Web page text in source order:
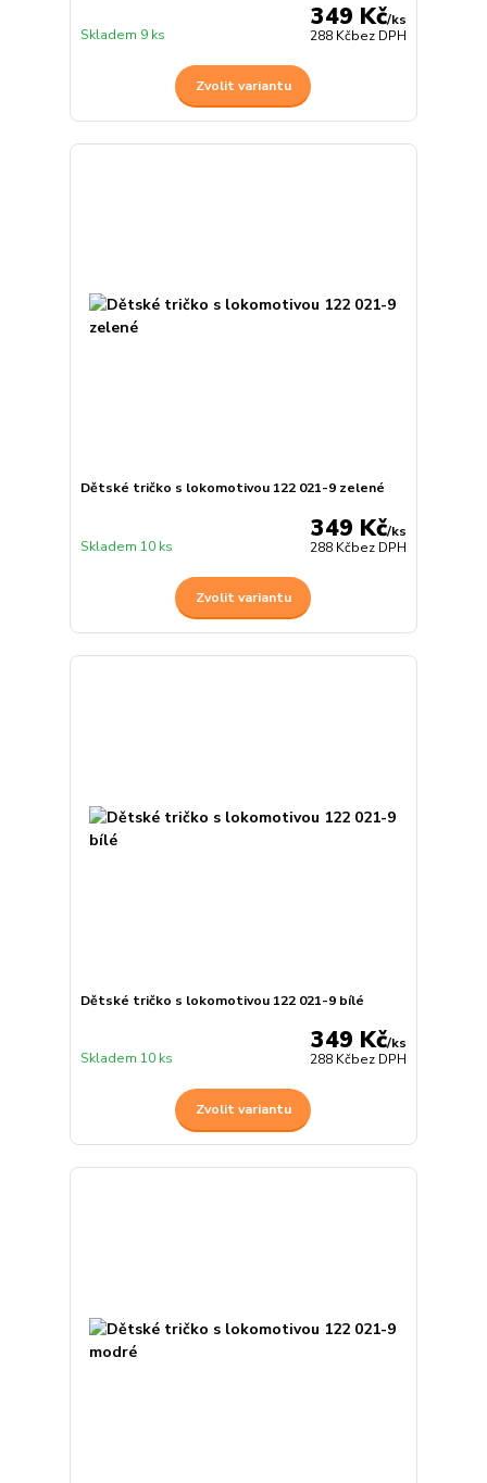
349 Kč/ks
288 Kčbez DPH
Skladem 9 ks
Zvolit variantu
Dětské tričko s lokomotivou 122 021-9 zelené
349 Kč/ks
288 Kčbez DPH
Skladem 10 ks
Zvolit variantu
Dětské tričko s lokomotivou 122 021-9 bílé
349 Kč/ks
288 Kčbez DPH
Skladem 10 ks
Zvolit variantu